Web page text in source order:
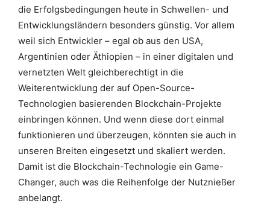
die Erfolgsbedingungen heute in Schwellen- und
Entwicklungsländern besonders günstig. Vor allem
weil sich Entwickler – egal ob aus den USA,
Argentinien oder Äthiopien – in einer digitalen und
vernetzten Welt gleichberechtigt in die
Weiterentwicklung der auf Open-Source-
Technologien basierenden Blockchain-Projekte
einbringen können. Und wenn diese dort einmal
funktionieren und überzeugen, könnten sie auch in
unseren Breiten eingesetzt und skaliert werden.
Damit ist die Blockchain-Technologie ein Game-
Changer, auch was die Reihenfolge der Nutznießer
anbelangt.